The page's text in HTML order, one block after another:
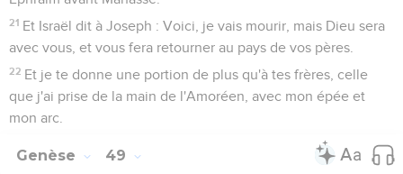
21 Et Israël dit à Joseph : Voici, je vais mourir, mais Dieu sera
avec vous, et vous fera retourner au pays de vos pères.
22 Et je te donne une portion de plus qu'à tes frères, celle
que j'ai prise de la main de l'Amoréen, avec mon épée et
mon arc.
Genèse 49